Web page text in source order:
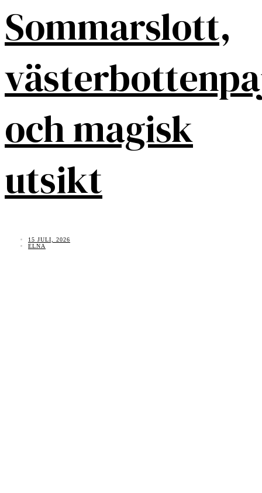
Sommarslott,
och magisk
utsikt
15 JULI, 2026
ELNA